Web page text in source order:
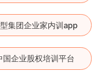
集团企业家内训app
国企业股权培训平台